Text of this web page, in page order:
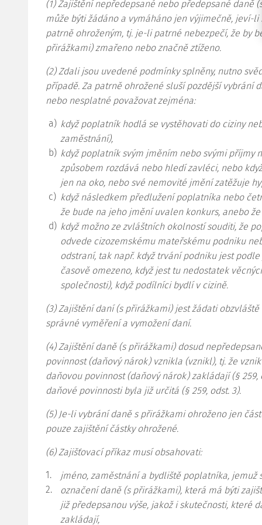
(1) Zajištění nepředepsané nebo předepsané daně
může býti žádáno a vymáháno jen výjimečně, jeví-
patrně ohroženým, tj. je-li patrné nebezpečí, že by
přirážkami) zmařeno nebo značně ztíženo.
(2) Zdali jsou uvedené podmínky splněny, nutno
případě. Za patrně ohrožené sluší pozdější vybrání
nebo nesplatné považovat zejména:
a) když poplatník hodlá se vystěhovati do ciziny
zaměstnání),
b) když poplatník svým jměním nebo svými příjmy
způsobem rozdává nebo hledí zavléci, nebo
jen na oko, nebo své nemovité jmění zatěžuje
c) když následkem předlužení poplatníka nebo
že bude na jeho jmění uvalen konkurs, anebo
d) když možno ze zvláštních okolností souditi, že
odvede cizozemskému mateřskému podniku
odstraní, tak např. když trvání podniku jest
časově omezeno, když jest tu nedostatek
společnosti), když podílníci bydlí v cizině.
(3) Zajištění daní (s přirážkami) jest žádati
správné vyměření a vymožení daní.
(4) Zajištění daně (s přirážkami) dosud
povinnost (daňový nárok) vznikla (vznikl), tj. že
daňovou povinnost (daňový nárok) zakládají (§
daňové povinnosti byla již určitá (§ 259, odst. 3).
(5) Je-li vybrání daně s přirážkami ohroženo jen
pouze zajištění částky ohrožené.
(6) Zajišťovací příkaz musí obsahovati:
1.
jméno, zaměstnání a bydliště poplatníka, jemuž
2.
označení daně (s přirážkami), která má býti
již předepsanou výše, jakož i skutečnosti, které
zakládají,